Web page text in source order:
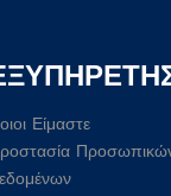
Είμαστε